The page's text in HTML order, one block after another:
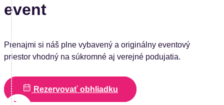
event
Prenajmi si náš plne vybavený a originálny eventový
priestor vhodný na súkromné aj verejné podujatia.
Rezervovať obhliadku